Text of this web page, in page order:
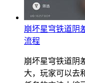
崩坏星穹铁道阴
流程
崩坏星穹铁道阴
大，玩家可以去